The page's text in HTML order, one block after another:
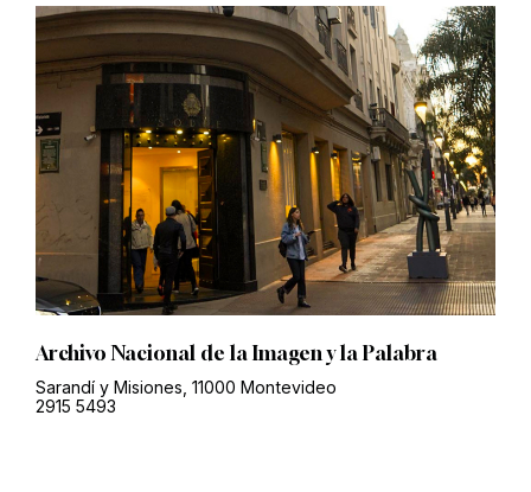
Archivo Nacional de la Imagen y la Palabra
Sarandí y Misiones, 11000 Montevideo
2915 5493